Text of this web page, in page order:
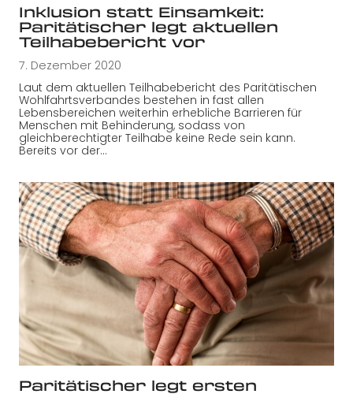
Inklusion statt Einsamkeit:
Paritätischer legt aktuellen
Teilhabebericht vor
7. Dezember 2020
Laut dem aktuellen Teilhabebericht des Paritätischen
Wohlfahrtsverbandes bestehen in fast allen
Lebensbereichen weiterhin erhebliche Barrieren für
Menschen mit Behinderung, sodass von
gleichberechtigter Teilhabe keine Rede sein kann.
Bereits vor der…
Paritätischer legt ersten